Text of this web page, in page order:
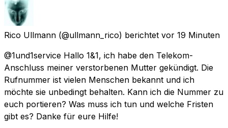
Rico Ullmann (@ullmann_rico) berichtet vor 19 Minuten
@1und1service Hallo 1&1, ich habe den Telekom-
Anschluss meiner verstorbenen Mutter gekündigt. Die
Rufnummer ist vielen Menschen bekannt und ich
möchte sie unbedingt behalten. Kann ich die Nummer zu
euch portieren? Was muss ich tun und welche Fristen
gibt es? Danke für eure Hilfe!